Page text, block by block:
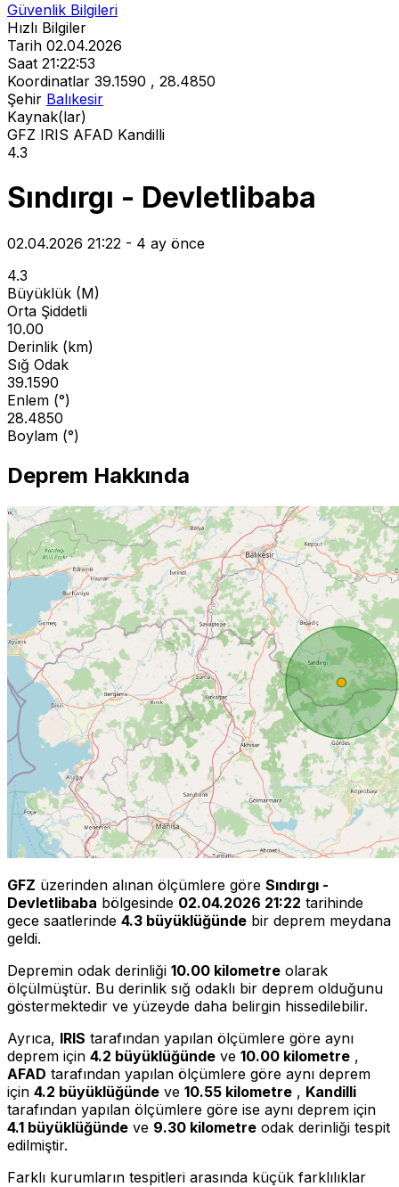
Güvenlik Bilgileri
Hızlı Bilgiler
Tarih 02.04.2026
Saat 21:22:53
Koordinatlar 39.1590 , 28.4850
Şehir Balıkesir
Kaynak(lar)
GFZ IRIS AFAD Kandilli
4.3
Sındırgı - Devletlibaba
02.04.2026 21:22 - 4 ay önce
4.3
Büyüklük (M)
Orta Şiddetli
10.00
Derinlik (km)
Sığ Odak
39.1590
Enlem (°)
28.4850
Boylam (°)
Deprem Hakkında
GFZ üzerinden alınan ölçümlere göre Sındırgı -
Devletlibaba bölgesinde 02.04.2026 21:22 tarihinde
gece saatlerinde 4.3 büyüklüğünde bir deprem meydana
geldi.
Depremin odak derinliği 10.00 kilometre olarak
ölçülmüştür. Bu derinlik sığ odaklı bir deprem olduğunu
göstermektedir ve yüzeyde daha belirgin hissedilebilir.
Ayrıca, IRIS tarafından yapılan ölçümlere göre aynı
deprem için 4.2 büyüklüğünde ve 10.00 kilometre ,
AFAD tarafından yapılan ölçümlere göre aynı deprem
için 4.2 büyüklüğünde ve 10.55 kilometre , Kandilli
tarafından yapılan ölçümlere göre ise aynı deprem için
4.1 büyüklüğünde ve 9.30 kilometre odak derinliği tespit
edilmiştir.
Farklı kurumların tespitleri arasında küçük farklılıklar